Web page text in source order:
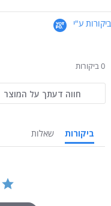
ביקורות ע"י
0 ביקורות
חווה דעתך על המוצר
ביקורות שאלות